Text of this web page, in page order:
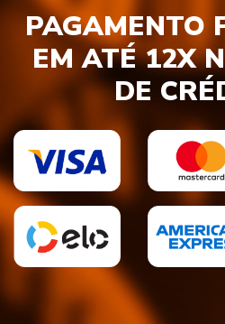
PAGAMENTO
EM ATÉ 12X
DE